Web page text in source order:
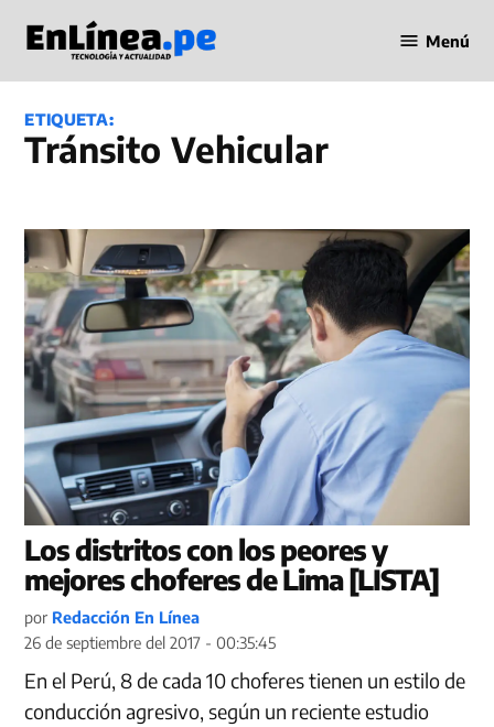
contenido
en Línea
Menú
ETIQUETA:
Tránsito Vehicular
Los distritos con los peores y
mejores choferes de Lima [LISTA]
por Redacción En Línea
26 de septiembre del 2017 - 00:35:45
En el Perú, 8 de cada 10 choferes tienen un estilo de
conducción agresivo, según un reciente estudio